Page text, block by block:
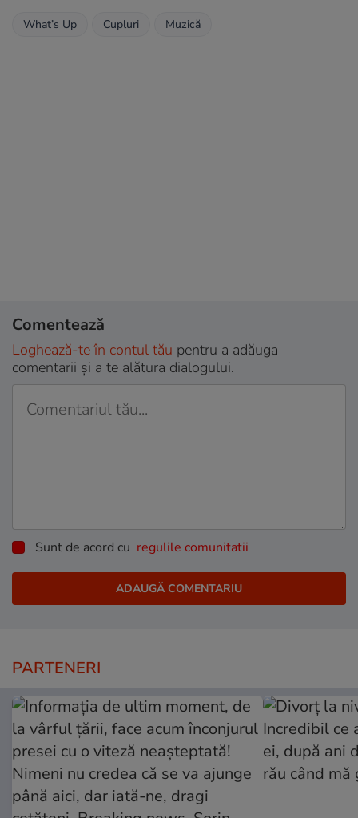
What’s Up Cupluri Muzică
Comentează
Loghează-te în contul tău pentru a adăuga
comentarii și a te alătura dialogului.
Sunt de acord cu regulile comunitatii
PARTENERI